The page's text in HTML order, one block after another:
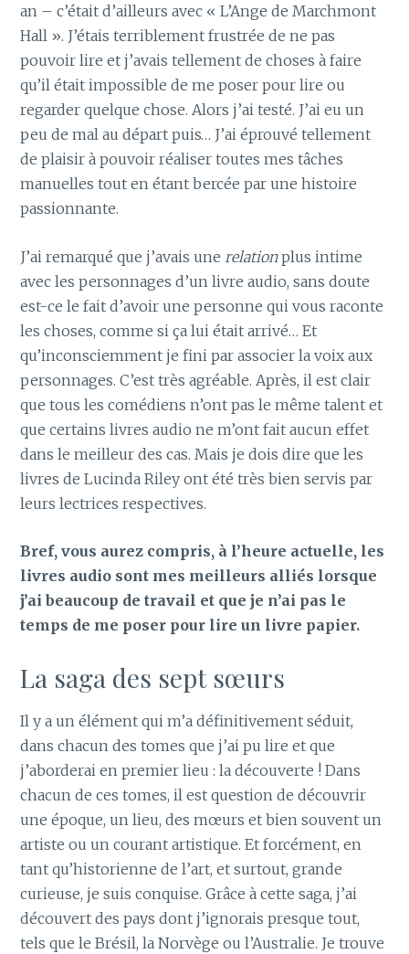
an – c’était d’ailleurs avec « L’Ange de Marchmont
Hall ». J’étais terriblement frustrée de ne pas
pouvoir lire et j’avais tellement de choses à faire
qu’il était impossible de me poser pour lire ou
regarder quelque chose. Alors j’ai testé. J’ai eu un
peu de mal au départ puis… J’ai éprouvé tellement
de plaisir à pouvoir réaliser toutes mes tâches
manuelles tout en étant bercée par une histoire
passionnante.
J’ai remarqué que j’avais une relationplus intime
avec les personnages d’un livre audio, sans doute
est-ce le fait d’avoir une personne qui vous raconte
les choses, comme si ça lui était arrivé… Et
qu’inconsciemment je fini par associer la voix aux
personnages. C’est très agréable. Après, il est clair
que tous les comédiens n’ont pas le même talent et
que certains livres audio ne m’ont fait aucun effet
dans le meilleur des cas. Mais je dois dire que les
livres de Lucinda Riley ont été très bien servis par
leurs lectrices respectives.
Bref, vous aurez compris, à l’heure actuelle, les
livres audio sont mes meilleurs alliés lorsque
j’ai beaucoup de travail et que je n’ai pas le
temps de me poser pour lire un livre papier.
La saga des sept sœurs
Il y a un élément qui m’a définitivement séduit,
dans chacun des tomes que j’ai pu lire et que
j’aborderai en premier lieu : la découverte ! Dans
chacun de ces tomes, il est question de découvrir
une époque, un lieu, des mœurs et bien souvent un
artiste ou un courant artistique. Et forcément, en
tant qu’historienne de l’art, et surtout, grande
curieuse, je suis conquise. Grâce à cette saga, j’ai
découvert des pays dont j’ignorais presque tout,
tels que le Brésil, la Norvège ou l’Australie. Je trouve